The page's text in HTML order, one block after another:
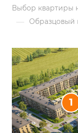
Выбор квартиры
— Образцовый
1